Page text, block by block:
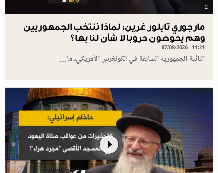
2
مارجوري تايلور غرين: لماذا ننتخب الجمهوريين
وهم يخوضون حروبا لا شأن لنا بها؟
07/08/2026 - 11:21
النائبة الجمهورية السابقة في الكونغرس الأمريكي، ما…